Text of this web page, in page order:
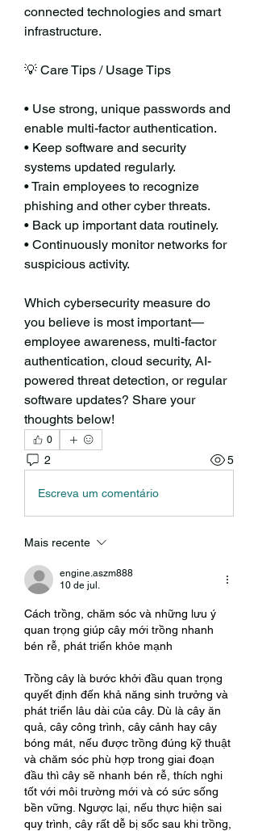
connected technologies and smart
infrastructure.
💡 Care Tips / Usage Tips
• Use strong, unique passwords and
enable multi-factor authentication.
• Keep software and security
systems updated regularly.
• Train employees to recognize
phishing and other cyber threats.
• Back up important data routinely.
• Continuously monitor networks for
suspicious activity.
Which cybersecurity measure do
you believe is most important—
employee awareness, multi-factor
authentication, cloud security, AI-
powered threat detection, or regular
software updates? Share your
thoughts below!
0
2 5
Escreva um comentário
Mais recente
engine.aszm888
10 de jul.
Cách trồng, chăm sóc và những lưu ý
quan trọng giúp cây mới trồng nhanh
bén rễ, phát triển khỏe mạnh
Trồng cây là bước khởi đầu quan trọng
quyết định đến khả năng sinh trưởng và
phát triển lâu dài của cây. Dù là cây ăn
quả, cây công trình, cây cảnh hay cây
bóng mát, nếu được trồng đúng kỹ thuật
và chăm sóc phù hợp trong giai đoạn
đầu thì cây sẽ nhanh bén rễ, thích nghi
tốt với môi trường mới và có sức sống
bền vững. Ngược lại, nếu thực hiện sai
quy trình, cây rất dễ bị sốc sau khi trồng,